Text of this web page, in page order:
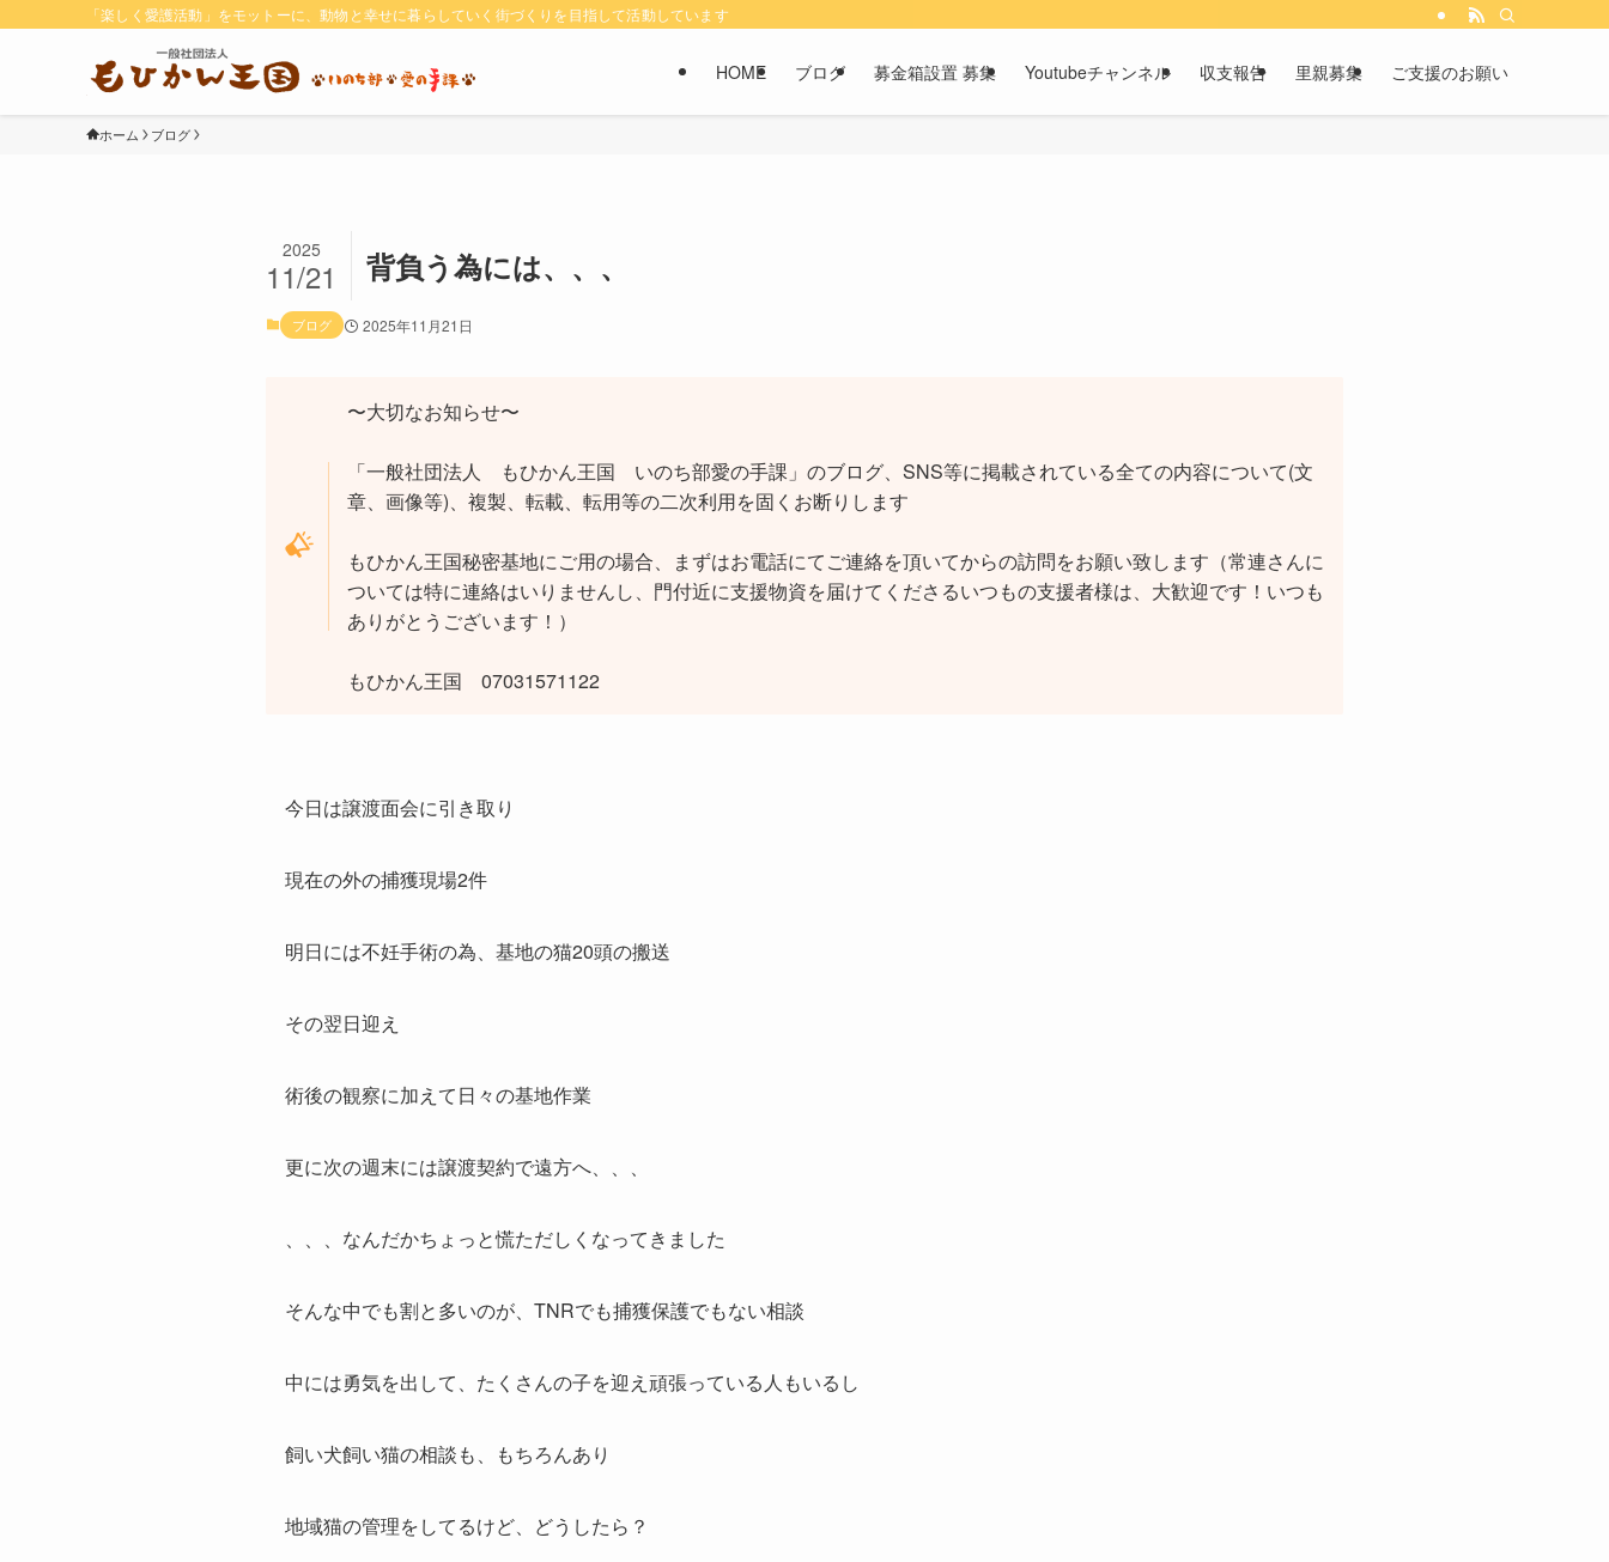
「楽しく愛護活動」をモットーに、動物と幸せに暮らしていく街づくりを目指して活動しています
HOME ブログ 募金箱設置 募集 Youtubeチャンネル 収支報告 里親募集 ご支援のお願い
ホーム ブログ
背負う為には、、、
2025
11/21
ブログ 2025年11月21日
〜大切なお知らせ〜
「一般社団法人 もひかん王国 いのち部愛の手課」のブログ、SNS等に掲載されている全ての内容について(文
章、画像等)、複製、転載、転用等の二次利用を固くお断りします
もひかん王国秘密基地にご用の場合、まずはお電話にてご連絡を頂いてからの訪問をお願い致します（常連さんに
ついては特に連絡はいりませんし、門付近に支援物資を届けてくださるいつもの支援者様は、大歓迎です！いつも
ありがとうございます！）
もひかん王国 07031571122
今日は譲渡面会に引き取り
現在の外の捕獲現場2件
明日には不妊手術の為、基地の猫20頭の搬送
その翌日迎え
術後の観察に加えて日々の基地作業
更に次の週末には譲渡契約で遠方へ、、、
、、、なんだかちょっと慌ただしくなってきました
そんな中でも割と多いのが、TNRでも捕獲保護でもない相談
中には勇気を出して、たくさんの子を迎え頑張っている人もいるし
飼い犬飼い猫の相談も、もちろんあり
地域猫の管理をしてるけど、どうしたら？